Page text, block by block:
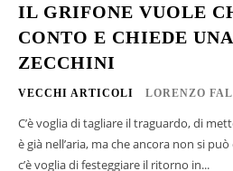
IL GRIFONE VUOLE
CONTO E CHIEDE
ZECCHINI
VECCHI ARTICOLI LORENZO
C’è voglia di tagliare il traguardo, di
è già nell’aria, ma che ancora non si
c’è voglia di festeggiare il ritorno in...